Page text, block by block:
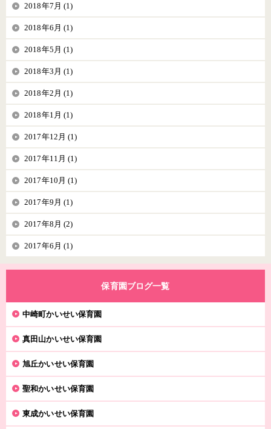
2018年7月 (1)
2018年6月 (1)
2018年5月 (1)
2018年3月 (1)
2018年2月 (1)
2018年1月 (1)
2017年12月 (1)
2017年11月 (1)
2017年10月 (1)
2017年9月 (1)
2017年8月 (2)
2017年6月 (1)
保育園ブログ一覧
中崎町かいせい保育園
真田山かいせい保育園
旭丘かいせい保育園
聖和かいせい保育園
東成かいせい保育園